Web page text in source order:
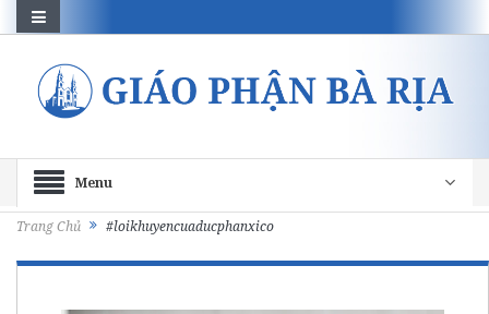
Menu
Trang Chủ #loikhuyencuaducphanxico